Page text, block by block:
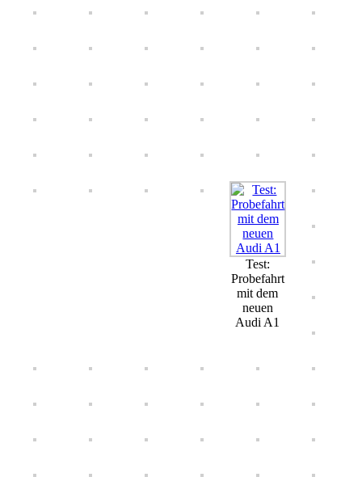
Test:
Probefahrt
mit dem
neuen
Audi A1